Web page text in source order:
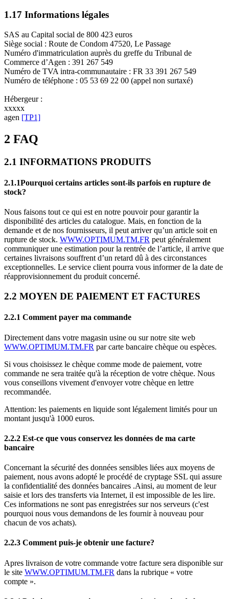
1.17 Informations légales
SAS au Capital social de 800 423 euros
Siège social : Route de Condom 47520, Le Passage
Numéro d'immatriculation auprès du greffe du Tribunal de
Commerce d’Agen : 391 267 549
Numéro de TVA intra-communautaire : FR 33 391 267 549
Numéro de téléphone : 05 53 69 22 00 (appel non surtaxé)
Hébergeur :
xxxxx
agen [TP1]
2 FAQ
2.1 INFORMATIONS PRODUITS
2.1.1Pourquoi certains articles sont-ils parfois en rupture de
stock?
Nous faisons tout ce qui est en notre pouvoir pour garantir la
disponibilité des articles du catalogue. Mais, en fonction de la
demande et de nos fournisseurs, il peut arriver qu’un article soit en
rupture de stock. WWW.OPTIMUM.TM.FR peut généralement
communiquer une estimation pour la rentrée de l’article, il arrive que
certaines livraisons souffrent d’un retard dû à des circonstances
exceptionnelles. Le service client pourra vous informer de la date de
réapprovisionnement du produit concerné.
2.2 MOYEN DE PAIEMENT ET FACTURES
2.2.1 Comment payer ma commande
Directement dans votre magasin usine ou sur notre site web
WWW.OPTIMUM.TM.FR par carte bancaire chèque ou espèces.
Si vous choisissez le chèque comme mode de paiement, votre
commande ne sera traitée qu'à la réception de votre chèque. Nous
vous conseillons vivement d'envoyer votre chèque en lettre
recommandée.
Attention: les paiements en liquide sont légalement limités pour un
montant jusqu'à 1000 euros.
2.2.2 Est-ce que vous conservez les données de ma carte
bancaire
Concernant la sécurité des données sensibles liées aux moyens de
paiement, nous avons adopté le procédé de cryptage SSL qui assure
la confidentialité des données bancaires .Ainsi, au moment de leur
saisie et lors des transferts via Internet, il est impossible de les lire.
Ces informations ne sont pas enregistrées sur nos serveurs (c'est
pourquoi nous vous demandons de les fournir à nouveau pour
chacun de vos achats).
2.2.3 Comment puis-je obtenir une facture?
Apres livraison de votre commande votre facture sera disponible sur
le site WWW.OPTIMUM.TM.FR dans la rubrique « votre
compte ».